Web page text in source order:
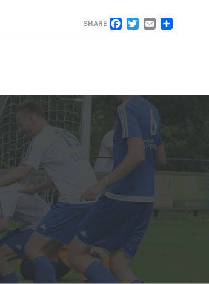
SHARE FACEBOOK
TWITTER
EMAIL